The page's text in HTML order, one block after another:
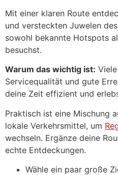
Mit einer klaren Route
und versteckten Juwelen
sowohl bekannte Hotspots
besuchst.
Warum das wichtig ist:
Servicequalität und gute
deine Zeit effizient und
Praktisch ist eine Mischung
lokale Verkehrsmittel, um
wechseln. Ergänze deine
echte Entdeckungen.
Wähle ein paar große